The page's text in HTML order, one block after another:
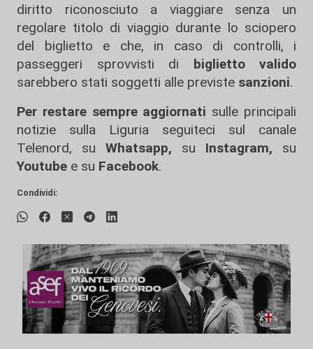
diritto riconosciuto a viaggiare senza un
regolare titolo di viaggio durante lo sciopero
del biglietto e che, in caso di controlli, i
passeggeri sprovvisti di biglietto valido
sarebbero stati soggetti alle previste sanzioni.
Per restare sempre aggiornati sulle principali
notizie sulla Liguria seguiteci sul canale
Telenord, su
Whatsapp, su Instagram, su
Youtube e su Facebook.
Condividi: